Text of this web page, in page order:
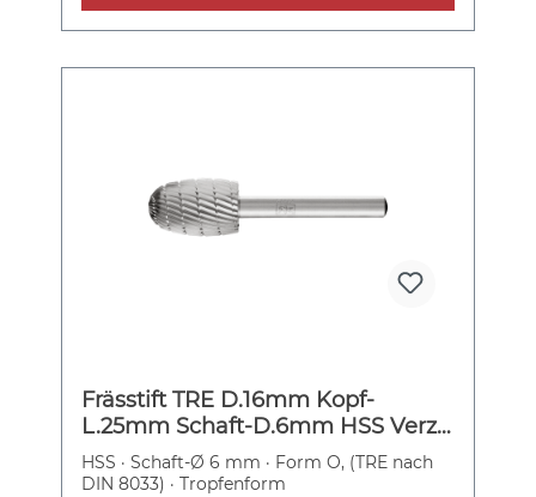
Frässtift TRE D.16mm Kopf-
L.25mm Schaft-D.6mm HSS Verz.3
PFERD
HSS · Schaft-Ø 6 mm · Form O, (TRE nach
DIN 8033) · Tropfenform